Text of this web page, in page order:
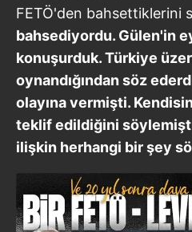
FETÖ'den bahsettiklerini
bahsediyordu. Gülen'in
konuşurduk. Türkiye
oynandığından söz
olayına vermişti.
teklif edildiğini
ilişkin herhangi bir şey